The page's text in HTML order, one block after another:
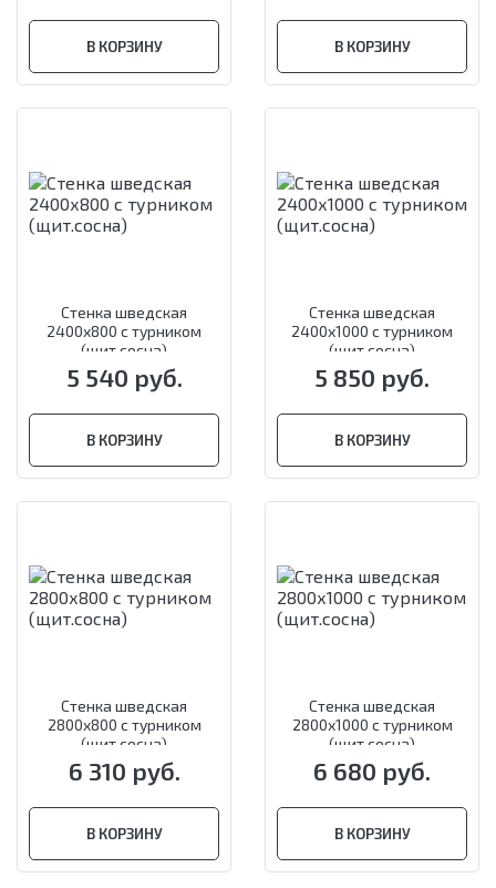
В КОРЗИНУ В КОРЗИНУ
Стенка шведская
2400х800 с турником
(щит.сосна)
5 540 руб.
В КОРЗИНУ
Стенка шведская
2400х1000 с турником
(щит.сосна)
5 850 руб.
В КОРЗИНУ
Стенка шведская
2800х800 с турником
(щит.сосна)
6 310 руб.
В КОРЗИНУ
Стенка шведская
2800х1000 с турником
(щит.сосна)
6 680 руб.
В КОРЗИНУ